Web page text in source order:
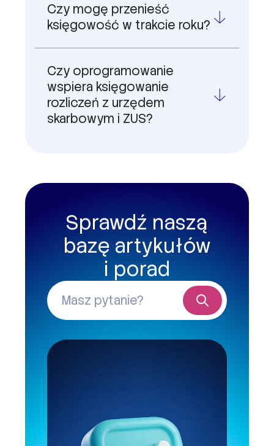
Czy mogę przenieść
księgowość w trakcie roku?
Czy oprogramowanie
wspiera księgowanie
rozliczeń z urzędem
skarbowym i ZUS?
Sprawdź naszą
bazę artykułów
i porad